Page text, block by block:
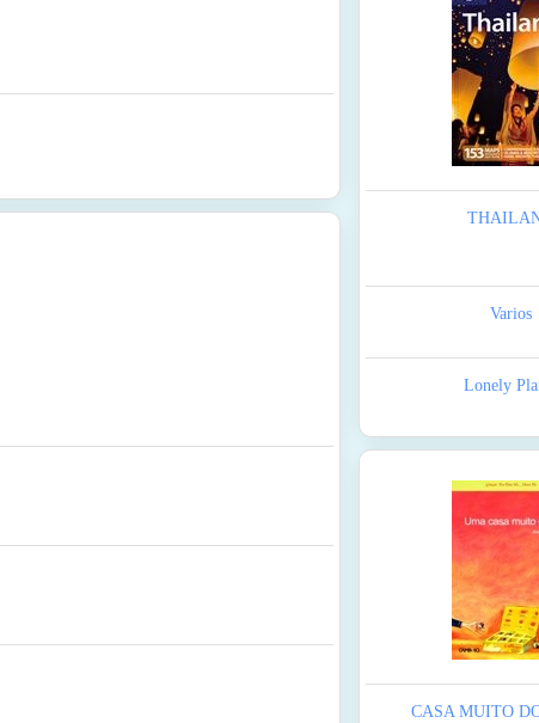
Varios
Lonely
CASA MUITO